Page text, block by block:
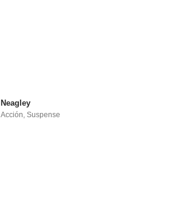
Neagley
Acción,Suspense